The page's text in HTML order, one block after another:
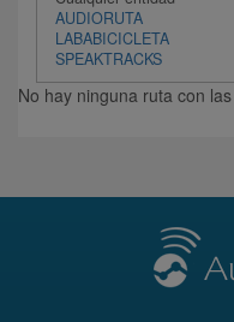
AUDIORUTA
LABABICICLETA
SPEAKTRACKS
No hay ninguna ruta con